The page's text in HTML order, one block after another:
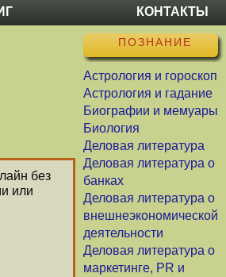
КОНТАКТЫ
ПОЗНАНИЕ
Астрология и гороскоп
Астрология и гадание
Биографии и мемуары
Биология
Деловая литература
Деловая литература о
банках
Деловая литература о
внешнеэкономической
деятельности
Деловая литература о
маркетинге, PR и
без
или